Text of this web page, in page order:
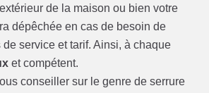
de la maison ou bien votre
dépêchée en cas de besoin de
service et tarif. Ainsi, à chaque
et compétent.
conseiller sur le genre de serrure